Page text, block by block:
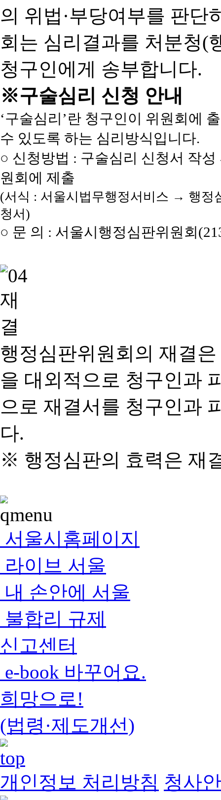
의 위법·부당여부를 판단
회는 심리결과를 처분청(
청구인에게 송부합니다.
※구술심리 신청 안내
‘구술심리’란 청구인이 위원회에
수 있도록 하는 심리방식입니다.
○ 신청방법 : 구술심리 신청서 작
원회에 제출
(서식 : 서울시법무행정서비스 → 행
청서)
○ 문 의 : 서울시행정심판위원회
행정심판위원회의 재결
을 대외적으로 청구인과
으로 재결서를 청구인과
다.
※ 행정심판의 효력은 재
서울시홈페이지
라이브 서울
내 손안에 서울
불합리 규제
신고센터
e-book 바꾸어요.
희망으로!
(법령·제도개선)
개인정보 처리방침 청사